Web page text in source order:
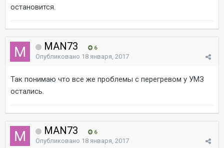
остановится.
MAN73 6
Опубликовано 18 января, 2017
Так понимаю что все же проблемы с перегревом у УМЗ
остались.
MAN73 6
Опубликовано 18 января, 2017